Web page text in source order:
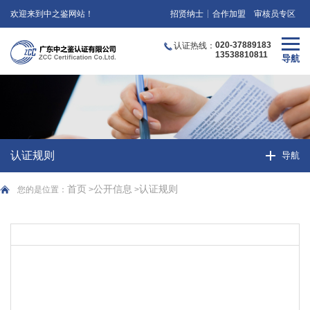
欢迎来到中之鉴网站！ 招贤纳士 合作加盟 审核员专区
认证热线： 020-37889183
13538810811
认证规则
您的是位置： 首页 >公开信息 >认证规则